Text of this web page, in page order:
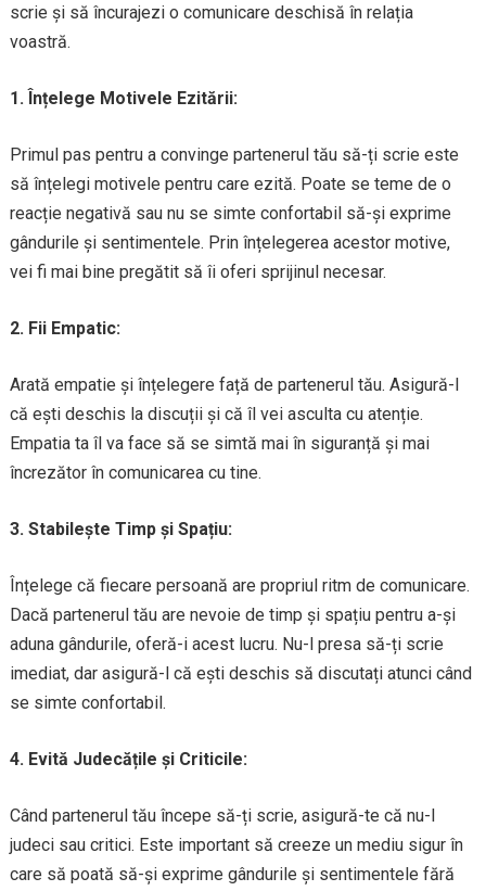
scrie și să încurajezi o comunicare deschisă în relația
voastră.
1. Înțelege Motivele Ezitării:
Primul pas pentru a convinge partenerul tău să-ți scrie este
să înțelegi motivele pentru care ezită. Poate se teme de o
reacție negativă sau nu se simte confortabil să-și exprime
gândurile și sentimentele. Prin înțelegerea acestor motive,
vei fi mai bine pregătit să îi oferi sprijinul necesar.
2. Fii Empatic:
Arată empatie și înțelegere față de partenerul tău. Asigură-l
că ești deschis la discuții și că îl vei asculta cu atenție.
Empatia ta îl va face să se simtă mai în siguranță și mai
încrezător în comunicarea cu tine.
3. Stabilește Timp și Spațiu:
Înțelege că fiecare persoană are propriul ritm de comunicare.
Dacă partenerul tău are nevoie de timp și spațiu pentru a-și
aduna gândurile, oferă-i acest lucru. Nu-l presa să-ți scrie
imediat, dar asigură-l că ești deschis să discutați atunci când
se simte confortabil.
4. Evită Judecățile și Criticile:
Când partenerul tău începe să-ți scrie, asigură-te că nu-l
judeci sau critici. Este important să creeze un mediu sigur în
care să poată să-și exprime gândurile și sentimentele fără